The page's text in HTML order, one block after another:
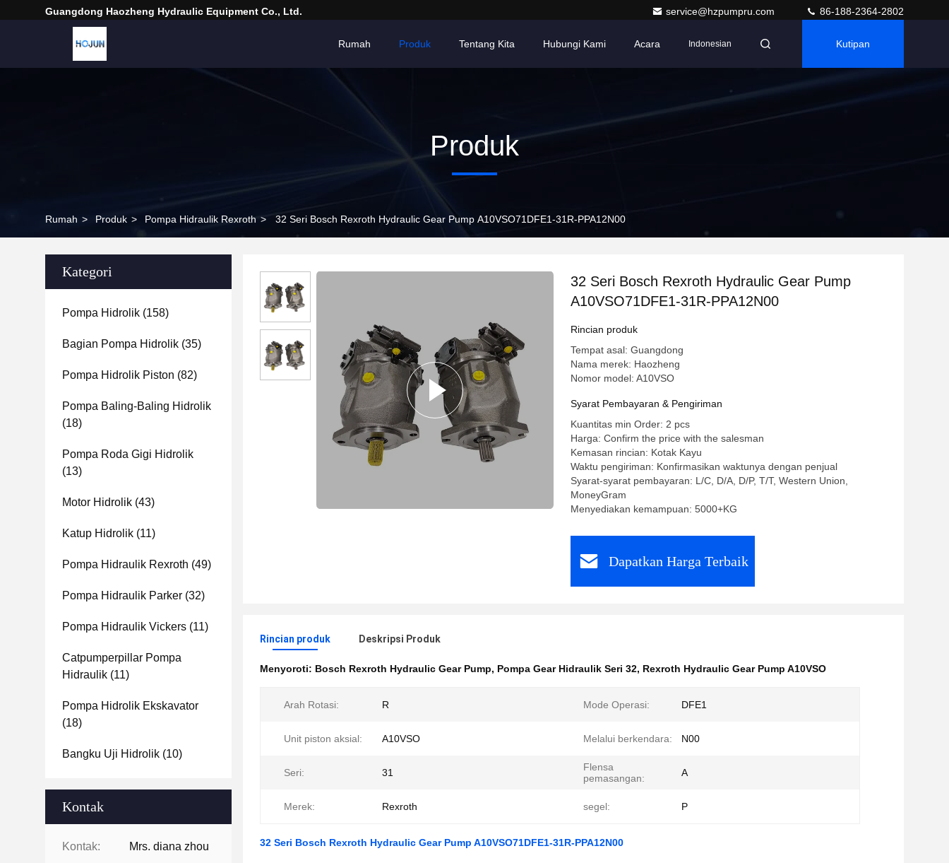
Guangdong Haozheng Hydraulic Equipment Co., Ltd. service@hzpumpru.com 86-188-2364-2802
Rumah Produk Tentang Kita Hubungi Kami Acara Indonesian Kutipan
Produk
Rumah > Produk > Pompa Hidraulik Rexroth > 32 Seri Bosch Rexroth Hydraulic Gear Pump A10VSO71DFE1-31R-PPA12N00
Kategori
Pompa Hidrolik (158)
Bagian Pompa Hidrolik (35)
Pompa Hidrolik Piston (82)
Pompa Baling-Baling Hidrolik
(18)
Pompa Roda Gigi Hidrolik
(13)
Motor Hidrolik (43)
Katup Hidrolik (11)
Pompa Hidraulik Rexroth (49)
Pompa Hidraulik Parker (32)
Pompa Hidraulik Vickers (11)
Catpumperpillar Pompa
Hidraulik (11)
Pompa Hidrolik Ekskavator
(18)
Bangku Uji Hidrolik (10)
Kontak
Kontak: Mrs. diana zhou
32 Seri Bosch Rexroth Hydraulic Gear Pump
A10VSO71DFE1-31R-PPA12N00
Rincian produk
Tempat asal: Guangdong
Nama merek: Haozheng
Nomor model: A10VSO
Syarat Pembayaran & Pengiriman
Kuantitas min Order: 2 pcs
Harga: Confirm the price with the salesman
Kemasan rincian: Kotak Kayu
Waktu pengiriman: Konfirmasikan waktunya dengan penjual
Syarat-syarat pembayaran: L/C, D/A, D/P, T/T, Western Union,
MoneyGram
Menyediakan kemampuan: 5000+KG
Dapatkan Harga Terbaik
Rincian produk Deskripsi Produk
Menyoroti: Bosch Rexroth Hydraulic Gear Pump, Pompa Gear Hidraulik Seri 32, Rexroth Hydraulic Gear Pump A10VSO
Arah Rotasi: R Mode Operasi: DFE1
Unit piston aksial: A10VSO Melalui berkendara: N00
Seri: 31
Flensa
pemasangan:
A
Merek: Rexroth segel: P
32 Seri Bosch Rexroth Hydraulic Gear Pump A10VSO71DFE1-31R-PPA12N00